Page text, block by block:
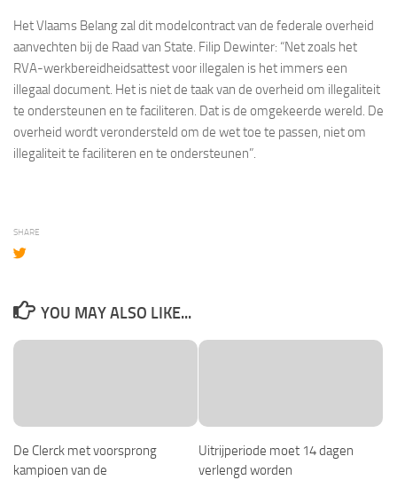
Het Vlaams Belang zal dit modelcontract van de federale overheid
aanvechten bij de Raad van State. Filip Dewinter: “Net zoals het
RVA-werkbereidheidsattest voor illegalen is het immers een
illegaal document. Het is niet de taak van de overheid om illegaliteit
te ondersteunen en te faciliteren. Dat is de omgekeerde wereld. De
overheid wordt verondersteld om de wet toe te passen, niet om
illegaliteit te faciliteren en te ondersteunen”.
SHARE
YOU MAY ALSO LIKE...
De Clerck met voorsprong
kampioen van de
Uitrijperiode moet 14 dagen
verlengd worden